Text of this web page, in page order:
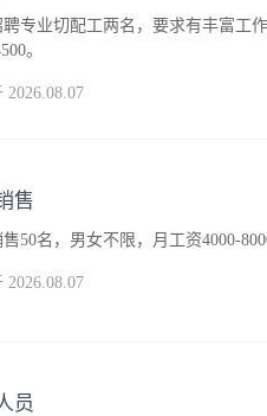
专业切配工两名，要求有丰富工
。
2026.08.07
售
50名，男女不限，月工资4000-
2026.08.07
员